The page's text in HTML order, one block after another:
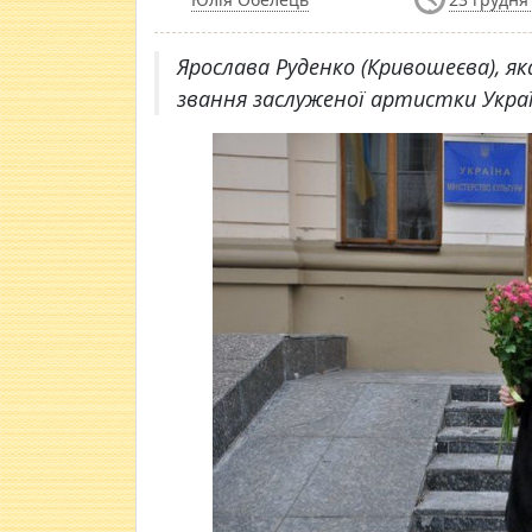
Ярослава Руденко (Кривошеєва),
звання заслуженої артистки